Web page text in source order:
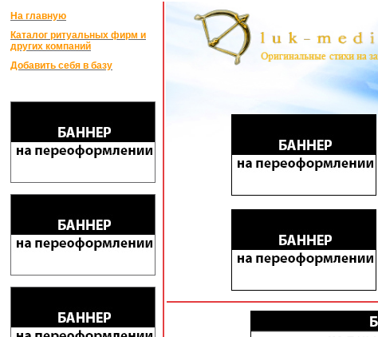
На главную
Каталог ритуальных фирм и
других компаний
Добавить себя в базу